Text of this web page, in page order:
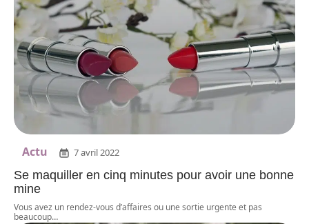
Actu 7 avril 2022
Se maquiller en cinq minutes pour avoir une bonne
mine
Vous avez un rendez-vous d’affaires ou une sortie urgente et pas
beaucoup…